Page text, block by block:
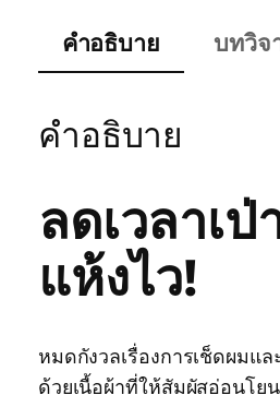
คำอธิบาย บทวิจ
คำอธิบาย
ลดเวลาเ
แห้งไว!
หมดกังวลเรื่องการเช็ดผมแ
ด้วยเนื้อผ้าที่ให้สัมผัสอ่อนโย